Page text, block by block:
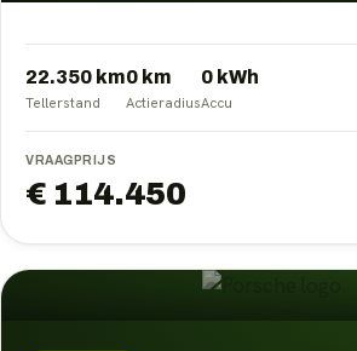
22.350 km
Tellerstand
0 km
Actieradius
0 kWh
Accu
VRAAGPRIJS
€ 114.450